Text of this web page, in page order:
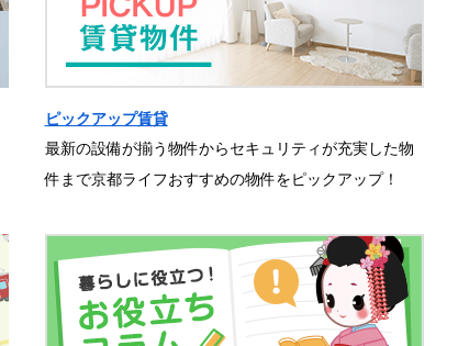
ピックアップ賃貸
最新の設備が揃う物件からセキュリティが充実した物
件まで京都ライフおすすめの物件をピックアップ！